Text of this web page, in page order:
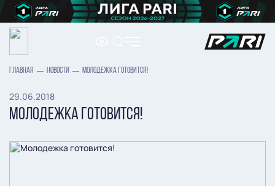
ГЛАВНАЯ НОВОСТИ МОЛОДЕЖКА ГОТОВИТСЯ!
29.06.2018
МОЛОДЕЖКА ГОТОВИТСЯ!